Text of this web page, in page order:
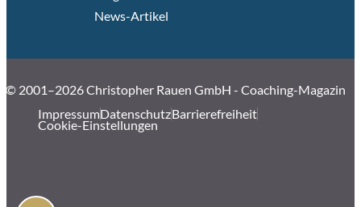
News-Artikel
© 2001–2026 Christopher Rauen GmbH - Coaching-Magazin
ImpressumDatenschutzBarrierefreiheit
Cookie-Einstellungen